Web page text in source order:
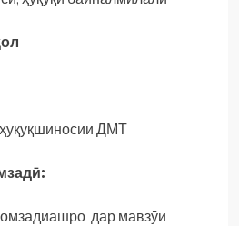
ҳуқуқшиносии ДМТ
дар мавзӯи